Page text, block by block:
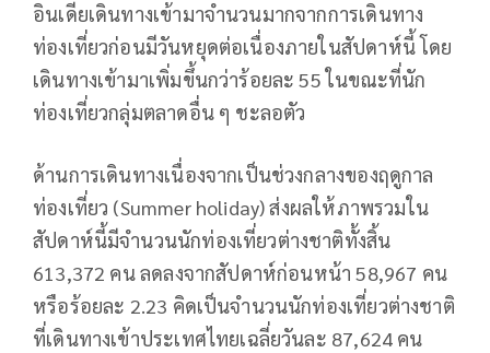
อินเดียเดินทางเข้ามาจำนวนมากจากการเดินทาง
ท่องเที่ยวก่อนมีวันหยุดต่อเนื่องภายในสัปดาห์นี้ โดย
เดินทางเข้ามาเพิ่มขึ้นกว่าร้อยละ 55 ในขณะที่นัก
ท่องเที่ยวกลุ่มตลาดอื่น ๆ ชะลอตัว
ด้านการเดินทางเนื่องจากเป็นช่วงกลางของฤดูกาล
ท่องเที่ยว (Summer holiday) ส่งผลให้ภาพรวมใน
สัปดาห์นี้มีจำนวนนักท่องเที่ยวต่างชาติทั้งสิ้น
613,372 คน ลดลงจากสัปดาห์ก่อนหน้า 58,967 คน
หรือร้อยละ 2.23 คิดเป็นจำนวนนักท่องเที่ยวต่างชาติ
ที่เดินทางเข้าประเทศไทยเฉลี่ยวันละ 87,624 คน